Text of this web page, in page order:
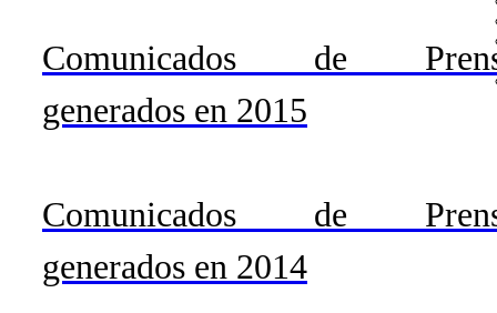
Comunicados de
generados en 2015
Comunicados de
generados en 2014